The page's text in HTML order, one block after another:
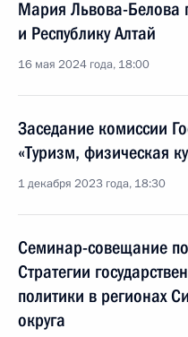
Мария Львова-Белова
и Республику Алтай
16 мая 2024 года, 18:00
Заседание комиссии
«Туризм, физическая
1 декабря 2023 года, 18:30
Семинар-совещание
Стратегии
политики в регионах
округа